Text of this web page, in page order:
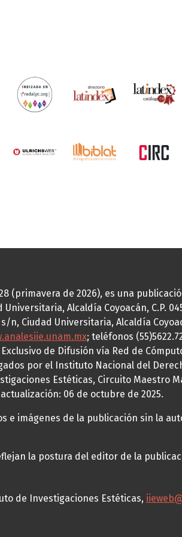
(primavera de 2026), es una
Alcaldía Coyoacán, C.P.
Ciudad Universitaria, Alcaldía
; teléfonos
de Difusión vía Red de
por el Instituto Nacional del
Estéticas, Circuito Maestro
06 de octubre de 2025.
imágenes de la publicación sin la
la postura del editor de la
de Investigaciones Estéticas,